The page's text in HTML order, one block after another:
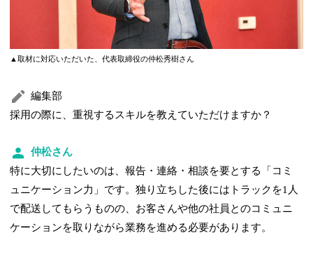
▲取材に対応いただいた、代表取締役の仲松秀樹さん
編集部
採用の際に、重視するスキルを教えていただけますか？
仲松さん
特に大切にしたいのは、報告・連絡・相談を要とする「コミ
ュニケーション力」です。独り立ちした後にはトラックを1人
で配送してもらうものの、お客さんや他の社員とのコミュニ
ケーションを取りながら業務を進める必要があります。